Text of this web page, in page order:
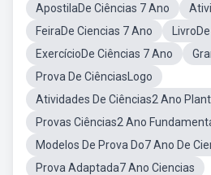
ApostilaDe Ciências 7 Ano
FeiraDe Ciencias 7 Ano
ExercícioDe Ciências 7 Ano
Prova De CiênciasLogo
Atividades De Ciências2 Ano
Provas Ciências2 Ano
Modelos De Prova Do7 Ano De
Prova Adaptada7 Ano Ciencias